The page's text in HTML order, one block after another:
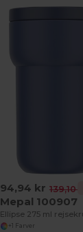
94,94 kr 139,10
Mepal 100907
Ellipse 275 ml
+1 Farver